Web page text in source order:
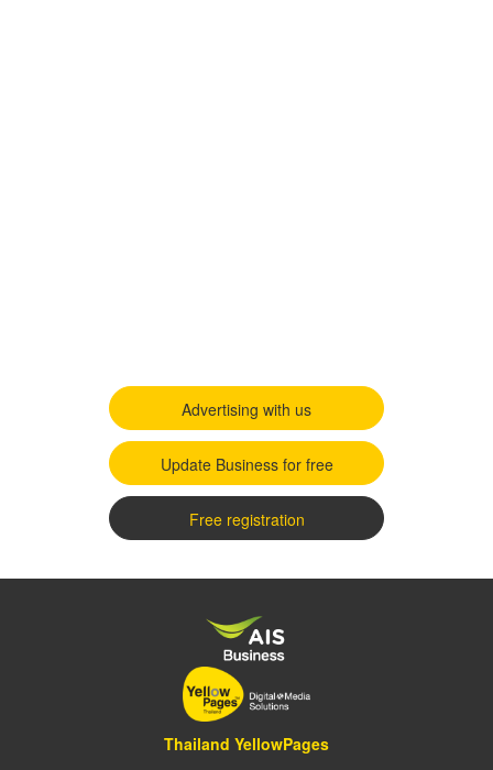
Advertising with us
Update Business for free
Free registration
Thailand YellowPages